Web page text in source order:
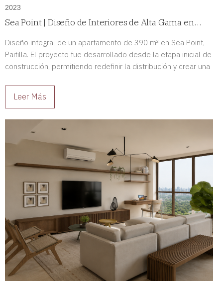
2023
Sea Point | Diseño de Interiores de Alta Gama en
Diseño integral de un apartamento de 390 m² en Sea Point,
Paitilla. El proyecto fue desarrollado desde la etapa inicial de
construcción, permitiendo redefinir la distribución y crear una
Leer Más